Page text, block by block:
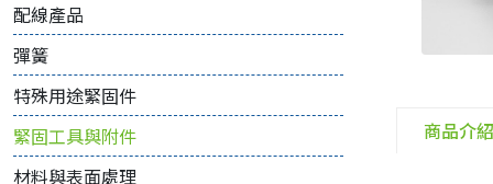
商品介紹
配線產品
彈簧
特殊用途緊固件
緊固工具與附件
材料與表面處理